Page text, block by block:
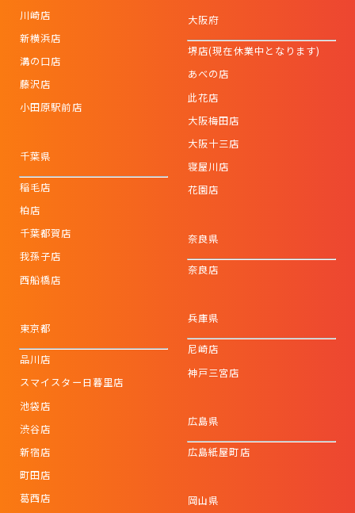
川崎店
新横浜店
溝の口店
藤沢店
小田原駅前店
千葉県
稲毛店
柏店
千葉都賀店
我孫子店
西船橋店
東京都
品川店
スマイスター日暮里店
池袋店
渋谷店
新宿店
町田店
葛西店
大阪府
堺店(現在休業中となります)
あべの店
此花店
大阪梅田店
大阪十三店
寝屋川店
花園店
奈良県
奈良店
兵庫県
尼崎店
神戸三宮店
広島県
広島紙屋町店
岡山県